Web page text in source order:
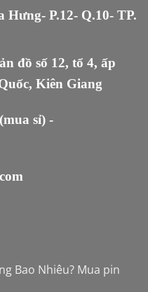
P.12- Q.10- TP.
đồ số 12, tổ 4, ấp
Kiên Giang
(mua sỉ) -
Bao Nhiêu? Mua pin